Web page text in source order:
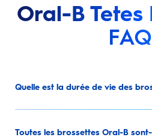
Oral-B Tetes
Quelle est la durée de vie des
Toutes les brossettes Oral-B